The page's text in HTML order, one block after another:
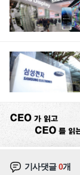
기사댓글0개